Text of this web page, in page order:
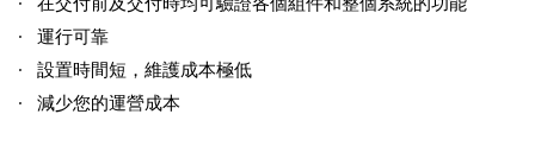
· 運行可靠
· 設置時間短，維護成本極低
· 減少您的運營成本